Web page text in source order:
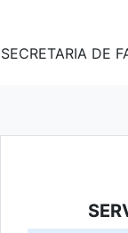
SECRETARIA DE